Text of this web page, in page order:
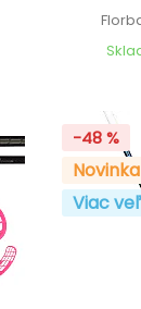
-48 %
Novinka
Viac